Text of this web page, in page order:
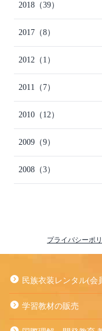
2018 （39）
2017 （8）
2012 （1）
2011 （7）
2010 （12）
2009 （9）
2008 （3）
プライバシーポ
民族衣装レンタル(会
学習教材の販売